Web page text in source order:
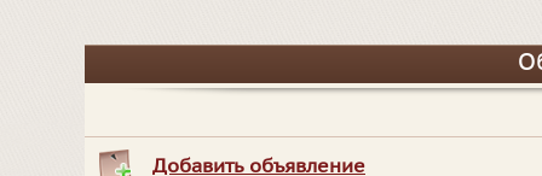
Добавить объявление